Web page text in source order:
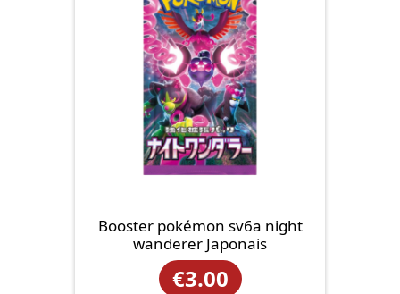
Booster pokémon sv6a night
wanderer Japonais
€3.00